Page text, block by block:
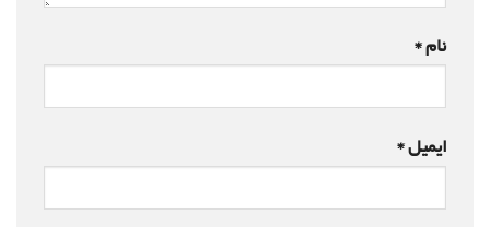
نام*
ایمیل*